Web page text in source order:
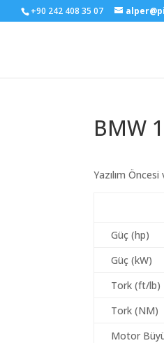
+90 242 408 35 07
BMW
Yazılım
Güç (hp)
Güç (kW)
Tork (ft/lb)
Tork (NM)
Motor